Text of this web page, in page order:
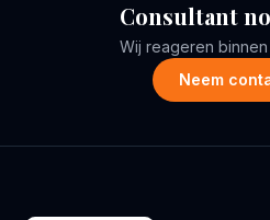
Consultant
Wij reageren
Neem